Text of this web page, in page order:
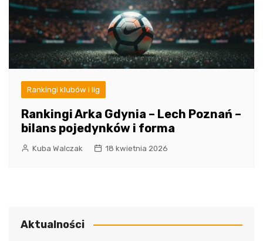
Rankingi klubów i lig
Rankingi Arka Gdynia – Lech Poznań –
bilans pojedynków i forma
Kuba Walczak 18 kwietnia 2026
Aktualności